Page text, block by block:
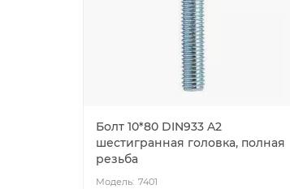
Болт 10*80 DIN933 A2
шестигранная головка, полная
резьба
7401